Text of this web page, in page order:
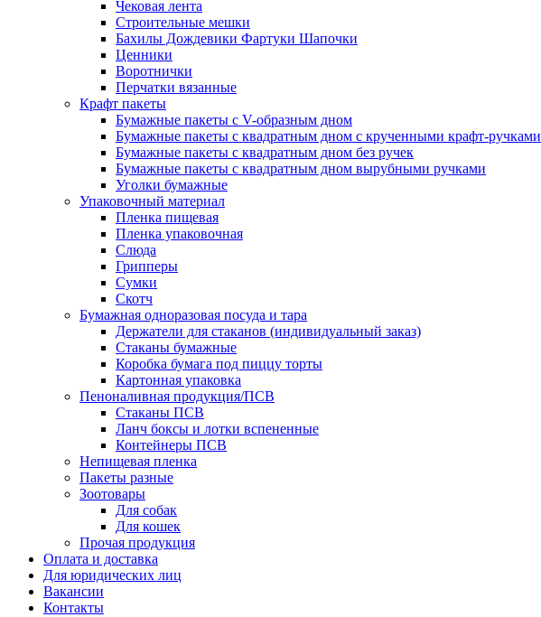
Чековая лента
Строительные мешки
Бахилы Дождевики Фартуки Шапочки
Ценники
Воротнички
Перчатки вязанные
Крафт пакеты
Бумажные пакеты с V-образным дном
Бумажные пакеты с квадратным дном с крученными крафт-ручками
Бумажные пакеты с квадратным дном без ручек
Бумажные пакеты с квадратным дном вырубными ручками
Уголки бумажные
Упаковочный материал
Пленка пищевая
Пленка упаковочная
Слюда
Грипперы
Сумки
Скотч
Бумажная одноразовая посуда и тара
Держатели для стаканов (индивидуальный заказ)
Стаканы бумажные
Коробка бумага под пиццу торты
Картонная упаковка
Пеноналивная продукция/ПСВ
Стаканы ПСВ
Ланч боксы и лотки вспененные
Контейнеры ПСВ
Непищевая пленка
Пакеты разные
Зоотовары
Для собак
Для кошек
Прочая продукция
Оплата и доставка
Для юридических лиц
Вакансии
Контакты